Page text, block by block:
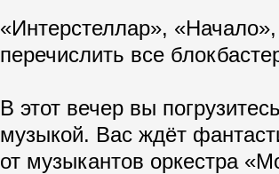
«Интерстеллар»,
перечислить все
В этот вечер вы
музыкой. Вас ждёт
от музыкантов оркестра